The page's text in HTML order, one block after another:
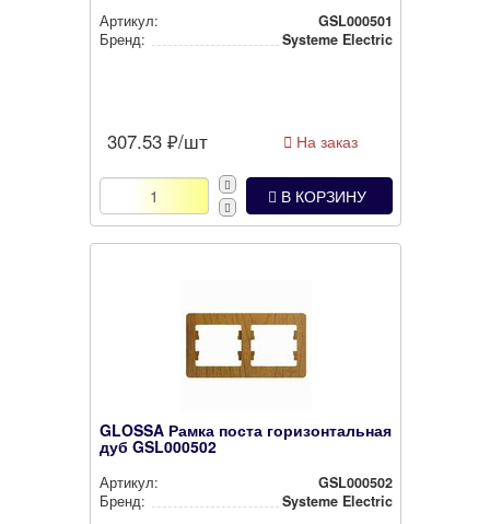
Артикул:
GSL000501
Бренд:
Systeme Electric
307.53 ₽/шт На заказ
В КОРЗИНУ
GLOSSA Рамка поста горизонтальная
дуб GSL000502
Артикул:
GSL000502
Бренд:
Systeme Electric